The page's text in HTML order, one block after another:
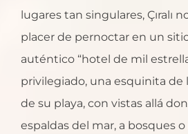
lugares tan singulares, Çıralı
placer de pernoctar en un
auténtico “hotel de mil
privilegiado, una esquinita de
de su playa, con vistas allá
espaldas del mar, a bosques